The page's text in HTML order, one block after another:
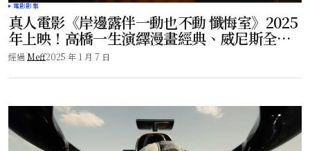
電影影集
真人電影《岸邊露伴一動也不動 懺悔室》2025
年上映！高橋一生演繹漫畫經典、威尼斯全景
引熱潮！
經過 Meff2025 年 1 月 7 日